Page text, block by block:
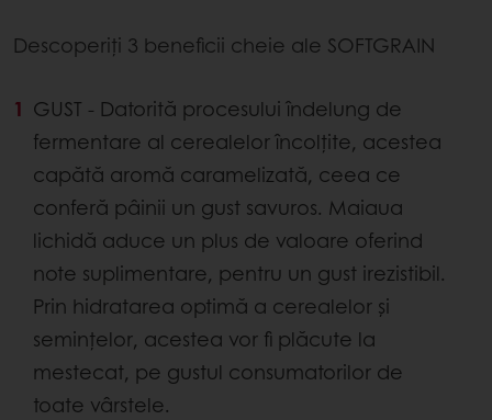
Descoperiți 3 beneficii cheie ale SOFTGRAIN
GUST - Datorită procesului îndelung de
fermentare al cerealelor încolțite, acestea
capătă aromă caramelizată, ceea ce
conferă pâinii un gust savuros. Maiaua
lichidă aduce un plus de valoare oferind
note suplimentare, pentru un gust irezistibil.
Prin hidratarea optimă a cerealelor și
semințelor, acestea vor fi plăcute la
mestecat, pe gustul consumatorilor de
toate vârstele.